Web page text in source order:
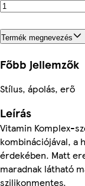
Termék megnevezés
Főbb jellemzők
Stílus, ápolás, erő
Leírás
Vitamin Komplex-
kombinációjával, a
érdekében. Matt
maradnak látható
szilikonmentes.